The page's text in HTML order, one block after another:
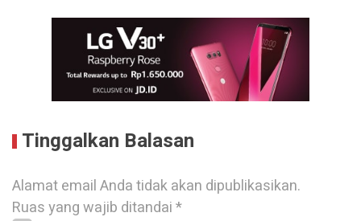
Tinggalkan Balasan
Alamat email Anda tidak akan dipublikasikan.
Ruas yang wajib ditandai*